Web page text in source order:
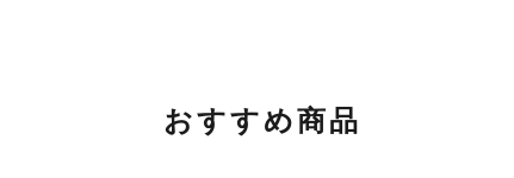
おすすめ商品